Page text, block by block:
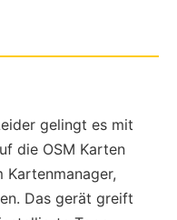
gelingt es mit
die OSM Karten
Kartenmanager,
Das gerät greift